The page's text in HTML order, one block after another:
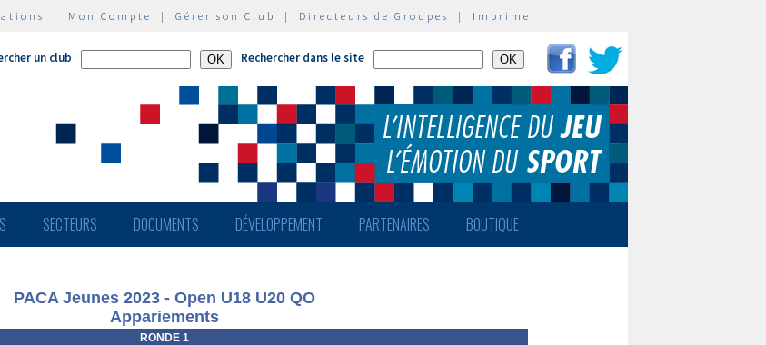
| Mon Compte | Gérer son Club | Directeurs de Groupes | Imprimer
un club Rechercher dans le site
SECTEURS DOCUMENTS DÉVELOPPEMENT PARTENAIRES BOUTIQUE
PACA Jeunes 2023 - Open U18 U20 QO
Appariements
RONDE 1